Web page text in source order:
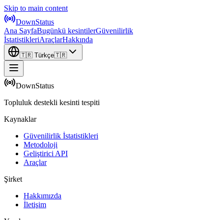
Skip to main content
DownStatus
Ana SayfaBugünkü kesintilerGüvenilirlik
İstatistikleriAraçlarHakkında
🇹🇷 Türkçe🇹🇷
DownStatus
Topluluk destekli kesinti tespiti
Kaynaklar
Güvenilirlik İstatistikleri
Metodoloji
Geliştirici API
Araçlar
Şirket
Hakkımızda
İletişim